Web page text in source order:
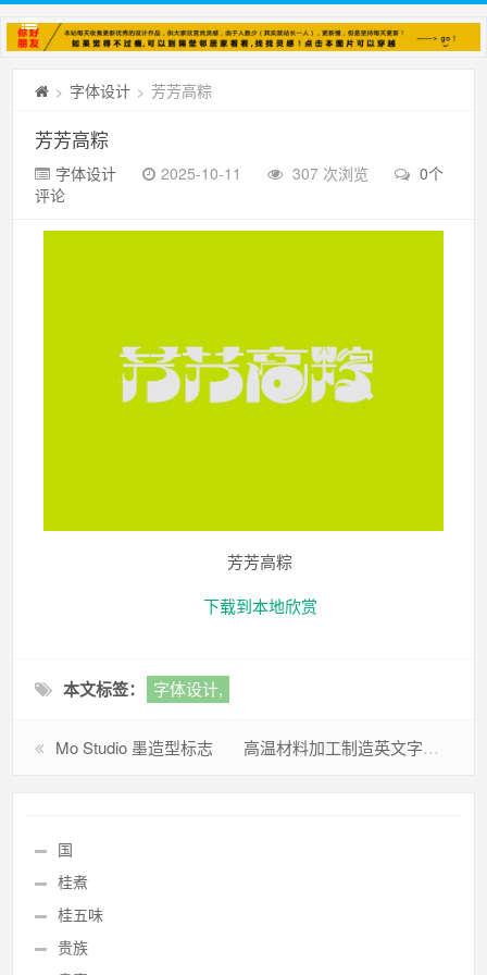
> 字体设计 > 芳芳高粽
芳芳高粽
字体设计 2025-10-11 307 次浏览
0个
评论
芳芳高粽
下载到本地欣赏
本文标签： 字体设计,
Mo Studio 墨造型标志 高温材料加工制造英文字体标志
国
桂煮
桂五味
贵族